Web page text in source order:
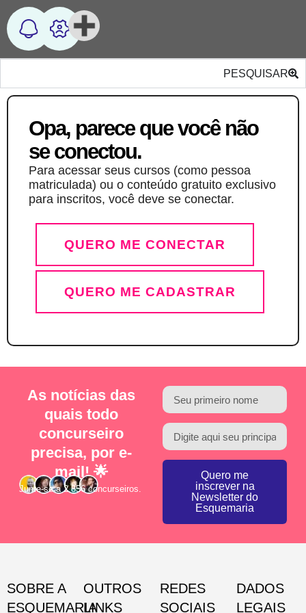
PESQUISAR
Opa, parece que você não
se conectou.
Para acessar seus cursos (como pessoa
matriculada) ou o conteúdo gratuito exclusivo
para inscritos, você deve se conectar.
QUERO ME CONECTAR
QUERO ME CADASTRAR
As notícias das
quais todo
concurseiro
precisa, por e-
mail! 🌟
Junte-se a 2.856 concurseiros.
Quero me
inscrever na
Newsletter do
Esquemaria
SOBRE A
ESQUEMARIA
OUTROS
LINKS
REDES
SOCIAIS
DADOS
LEGAIS